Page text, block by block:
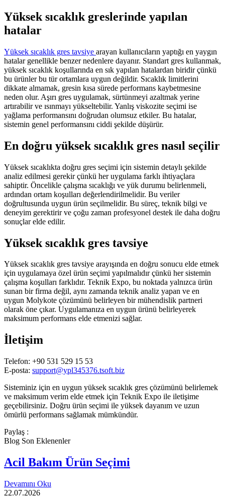
Yüksek sıcaklık greslerinde yapılan
hatalar
Yüksek sıcaklık gres tavsiye arayan kullanıcıların yaptığı en yaygın
hatalar genellikle benzer nedenlere dayanır. Standart gres kullanmak,
yüksek sıcaklık koşullarında en sık yapılan hatalardan biridir çünkü
bu ürünler bu tür ortamlara uygun değildir. Sıcaklık limitlerini
dikkate almamak, gresin kısa sürede performans kaybetmesine
neden olur. Aşırı gres uygulamak, sürtünmeyi azaltmak yerine
artırabilir ve ısınmayı yükseltebilir. Yanlış viskozite seçimi ise
yağlama performansını doğrudan olumsuz etkiler. Bu hatalar,
sistemin genel performansını ciddi şekilde düşürür.
En doğru yüksek sıcaklık gres nasıl seçilir
Yüksek sıcaklıkta doğru gres seçimi için sistemin detaylı şekilde
analiz edilmesi gerekir çünkü her uygulama farklı ihtiyaçlara
sahiptir. Öncelikle çalışma sıcaklığı ve yük durumu belirlenmeli,
ardından ortam koşulları değerlendirilmelidir. Bu veriler
doğrultusunda uygun ürün seçilmelidir. Bu süreç, teknik bilgi ve
deneyim gerektirir ve çoğu zaman profesyonel destek ile daha doğru
sonuçlar elde edilir.
Yüksek sıcaklık gres tavsiye
Yüksek sıcaklık gres tavsiye arayışında en doğru sonucu elde etmek
için uygulamaya özel ürün seçimi yapılmalıdır çünkü her sistemin
çalışma koşulları farklıdır. Teknik Expo, bu noktada yalnızca ürün
sunan bir firma değil, aynı zamanda teknik analiz yapan ve en
uygun Molykote çözümünü belirleyen bir mühendislik partneri
olarak öne çıkar. Uygulamanıza en uygun ürünü belirleyerek
maksimum performans elde etmenizi sağlar.
İletişim
Telefon: +90 531 529 15 53
E-posta: support@ypl345376.tsoft.biz
Sisteminiz için en uygun yüksek sıcaklık gres çözümünü belirlemek
ve maksimum verim elde etmek için Teknik Expo ile iletişime
geçebilirsiniz. Doğru ürün seçimi ile yüksek dayanım ve uzun
ömürlü performans sağlamak mümkündür.
Paylaş :
Blog Son Eklenenler
Acil Bakım Ürün Seçimi
Devamını Oku
22.07.2026